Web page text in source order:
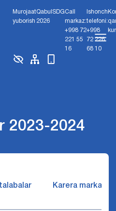
Murojaat
yuborish
Qabul
2026
SDGCall
markaz:
+998 72
221 55
16
Ishonch
telefoni:
+998
72 226
68 10
2023-2024
Karera markazi